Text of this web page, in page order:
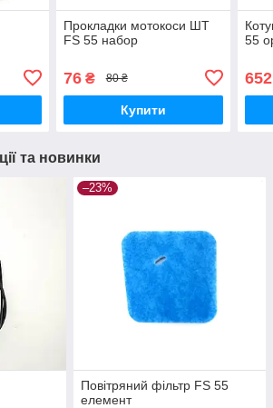
Прокладки мотокоси ШТ
FS 55 набор
76₴ 80 ₴
Купити
55
та новинки
–23%
Повітряний фільтр FS 55
елемент